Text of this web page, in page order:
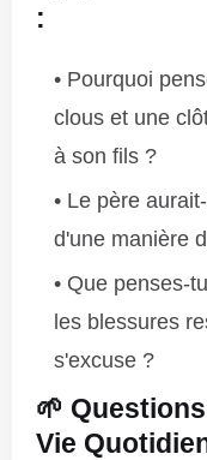
:
Pourquoi
clous et une
à son fils ?
Le père
d'une manière
Que penses-
les blessures
s'excuse ?
🌱
Vie